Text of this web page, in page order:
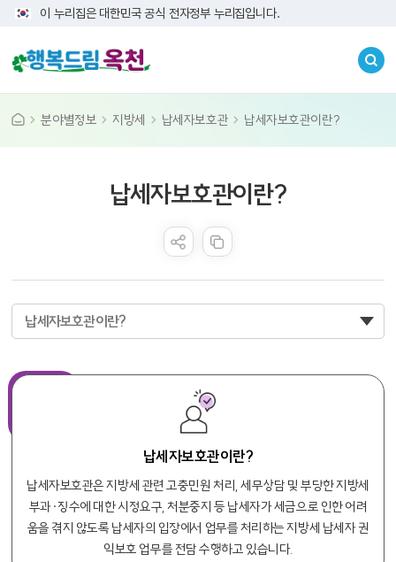
이 누리집은 대한민국 공식 전자정부 누리집입니다.
분야별정보 지방세 납세자보호관 납세자보호관이란?
납세자보호관이란?
납세자보호관이란?
납세자보호관이란?
납세자보호관은 지방세 관련 고충민원 처리, 세무상담 및 부당한 지방세
부과·징수에 대한 시정요구, 처분중지 등 납세자가 세금으로 인한 어려
움을 겪지 않도록 납세자의 입장에서 업무를 처리하는 지방세 납세자 권
익보호 업무를 전담 수행하고 있습니다.